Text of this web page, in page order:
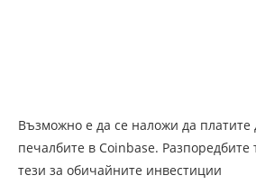
Възможно е да се наложи да платите
печалбите в Coinbase. Разпоредбите
тези за обичайните инвестиции